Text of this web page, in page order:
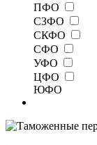
ПФО
СЗФО
СКФО
СФО
УФО
ЦФО
ЮФО